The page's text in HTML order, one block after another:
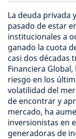
La deuda privada
pasado de estar
institucionales a
ganado la cuota
casi dos décadas
Financiera
riesgo en los
volatilidad del
de encontrar y
mercado, ha
inversionistas en
generadoras de